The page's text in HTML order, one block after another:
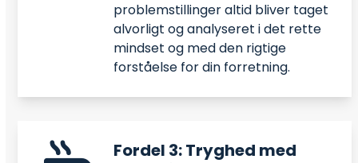
problemstillinger altid bliver taget
alvorligt og analyseret i det rette
mindset og med den rigtige
forståelse for din forretning.
Fordel 3: Tryghed med